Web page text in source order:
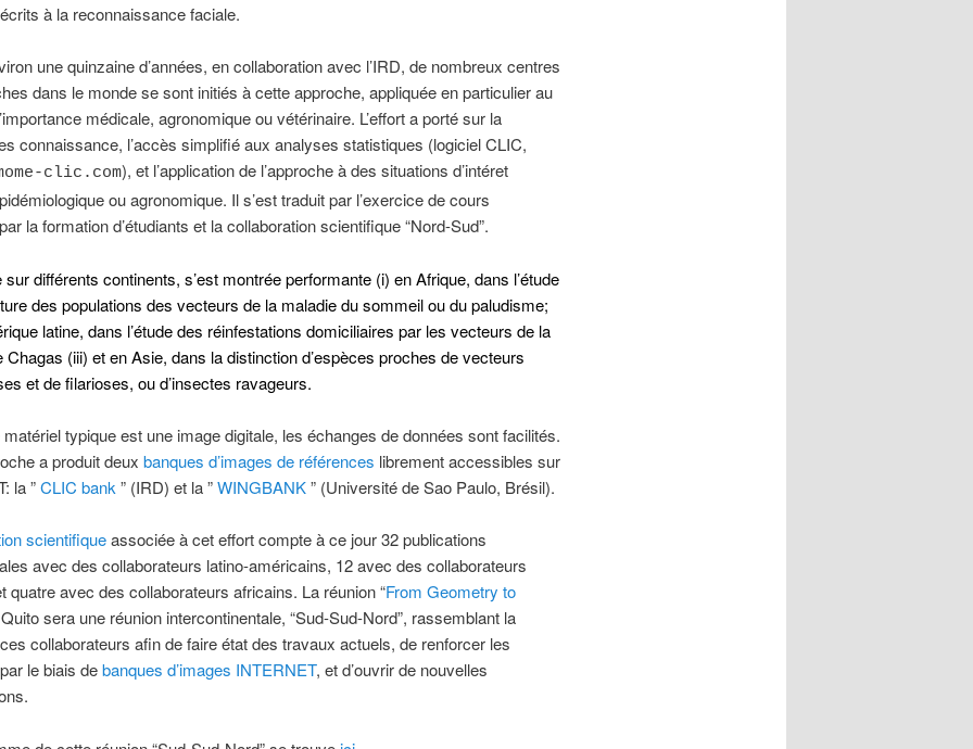
à la reconnaissance faciale.
unequinzained’années, en collaboration avec l’IRD, de nombreux centres
dans le monde se sont initiés à cette approche, appliquée en particulier au
médicale, agronomique ou vétérinaire. L’effort a porté sur la
connaissance, l’accès simplifié aux analyses statistiques (logiciel CLIC,
clic.com), et l’application de l’approche à des situations d’intéret
ou agronomique. Il s’est traduit par l’exercice de cours
la formation d’étudiants et la collaboration scientifique “Nord-Sud”.
sur différents continents, s’est montrée performante (i) en Afrique, dans l’étude
des populations des vecteurs de la maladie du sommeil ou du paludisme;
latine, dans l’étude des réinfestations domiciliaires par les vecteurs de la
Chagas (iii) et en Asie, dans la distinction d’espèces proches de vecteurs
et de filarioses, ou d’insectes ravageurs.
typique est une image digitale, les échanges de données sont facilités.
a produit deux banques d’images de références librement accessibles sur
la ”CLIC bank ” (IRD) et la ”WINGBANK” (Université de Sao Paulo, Brésil).
scientifiqueassociée à cet effort compte à ce jour 32 publications
avec des collaborateurs latino-américains, 12 avec des collaborateurs
quatre avec des collaborateurs africains. La réunion “From Geometry to
Quito sera une réunion intercontinentale, “Sud-Sud-Nord”, rassemblant la
collaborateurs afin de faire état des travaux actuels, de renforcer les
le biais debanques d’images INTERNET, et d’ouvrir de nouvelles